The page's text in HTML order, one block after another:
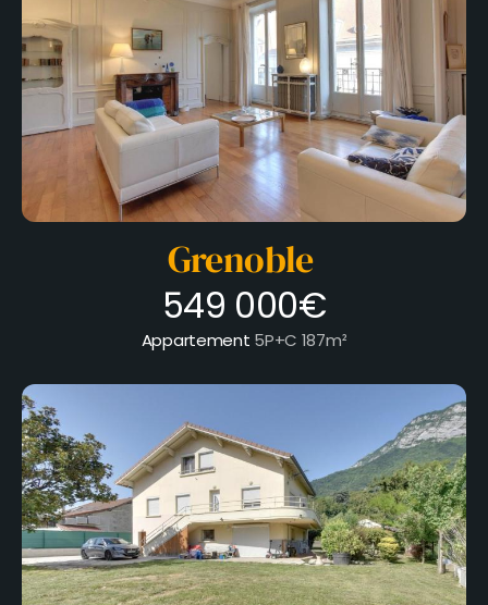
Grenoble
549 000€
Appartement 5P+C 187m²